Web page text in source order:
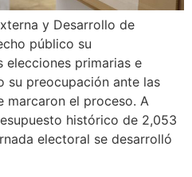
y Desarrollo de
público su
elecciones primarias e
su preocupación ante las
marcaron el proceso. A
histórico de 2,053
electoral se desarrolló